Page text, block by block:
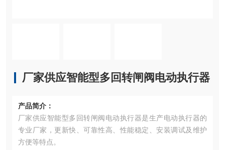
厂家供应智能型多回转闸阀电动执行器
产品简介：
厂家供应智能型多回转闸阀电动执行器是生产电动执行器的
专业厂家，更新快、可靠性高、性能稳定、安装调试及维护
方便等特点。